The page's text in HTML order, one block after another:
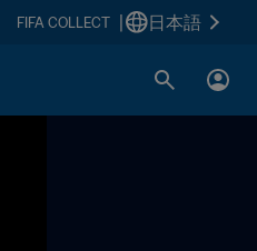
FIFA COLLECT 日本語